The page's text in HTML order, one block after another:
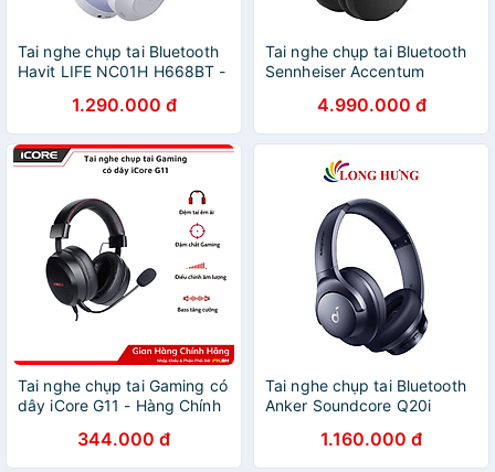
Tai nghe chụp tai Bluetooth
Havit LIFE NC01H H668BT -
1.290.000 đ
Tai nghe chụp tai Bluetooth
Sennheiser Accentum
chính hãng4.990.000 đ
Tai nghe chụp tai Gaming có
dây iCore G11 - Hàng Chính
344.000 đ
Tai nghe chụp tai Bluetooth
Anker Soundcore Q20i
1.160.000 đ